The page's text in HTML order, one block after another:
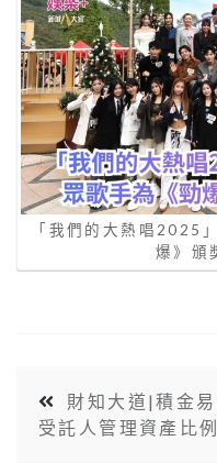
「我們的大熱唱2025
爆》頒
財知大道|積金
受託人管理資產比